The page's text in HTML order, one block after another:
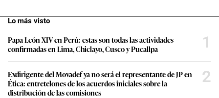
Lo más visto
Papa León XIV en Perú: estas son todas las actividades
confirmadas en Lima, Chiclayo, Cusco y Pucallpa
1
Exdirigente del Movadef ya no será el representante de JP en
Ética: entretelones de los acuerdos iniciales sobre la
distribución de las comisiones
2